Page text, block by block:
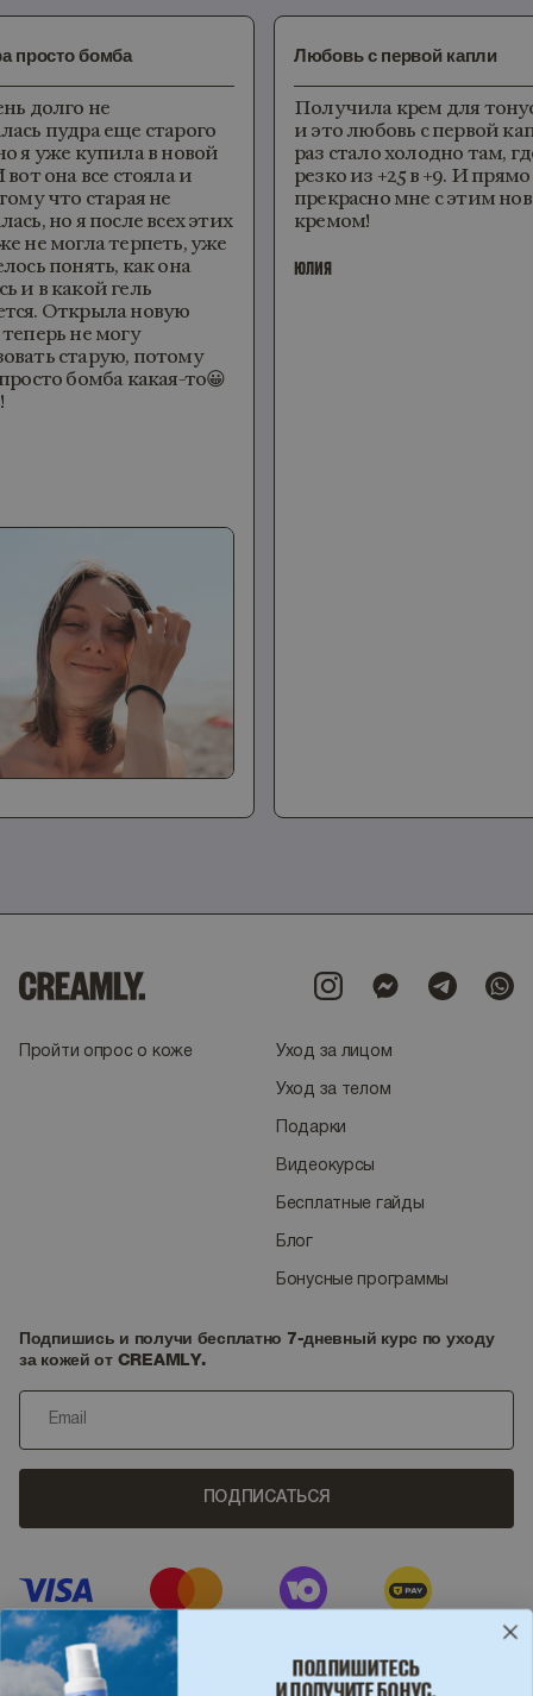
просто бомба
долго не
пудра еще старого
я уже купила в новой
она все стояла и
что старая не
но я после всех этих
не могла терпеть, уже
понять, как она
и в какой гель
Открыла новую
не могу
старую, потому
бомба какая-то😀
Любовь с первой капли
Получила крем для
и это любовь с первой
раз стало холодно там,
резко из +25 в +9. И прямо
прекрасно мне с этим
кремом!
ЮЛИЯ
Пройти опрос о коже Уход за лицом
Уход за телом
Подарки
Видеокурсы
Бесплатные гайды
Блог
Бонусные программы
Подпишись и получи бесплатно 7-дневный курс по уходу
за кожей от CREAMLY.
ПОДПИСАТЬСЯ
ПОДПИШИТЕСЬ
И ПОЛУЧИТЕ БОНУС.